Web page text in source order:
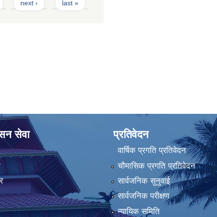
next › last »
सेवा प्रतिवेदन
वार्षिक प्रगति प्रतिवेदन
चौमासिक प्रगति प्रतिवेदन
सार्वजनिक सुनुवाई
सार्वजनिक परीक्षण
न्यायिक समिति